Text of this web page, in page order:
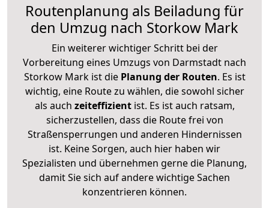
Routenplanung als Beiladung für
den Umzug nach Storkow Mark
Ein weiterer wichtiger Schritt bei der
Vorbereitung eines Umzugs von Darmstadt nach
Storkow Mark ist diePlanung der Routen. Es ist
wichtig, eine Route zu wählen, die sowohl sicher
als auch zeiteffizientist. Es ist auch ratsam,
sicherzustellen, dass die Route frei von
Straßensperrungen und anderen Hindernissen
ist. Keine Sorgen, auch hier haben wir
Spezialisten und übernehmen gerne die Planung,
damit Sie sich auf andere wichtige Sachen
konzentrieren können.